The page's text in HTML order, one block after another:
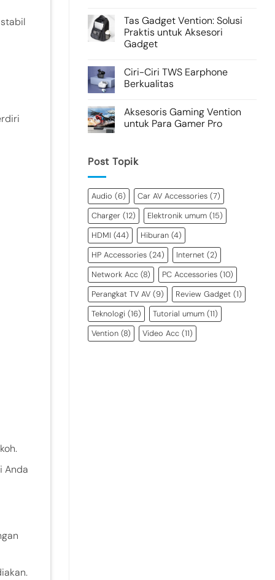
Anda
Tas Gadget Vention: Solusi
Praktis untuk Aksesori
Gadget
Ciri-Ciri TWS Earphone
Berkualitas
Aksesoris Gaming Vention
untuk Para Gamer Pro
Post Topik
Audio (6) Car AV Accessories (7)
Charger (12) Elektronik umum (15)
HDMI (44) Hiburan (4)
HP Accessories (24) Internet (2)
Network Acc (8) PC Accessories (10)
Perangkat TV AV (9) Review Gadget (1)
Teknologi (16) Tutorial umum (11)
Vention (8) Video Acc (11)